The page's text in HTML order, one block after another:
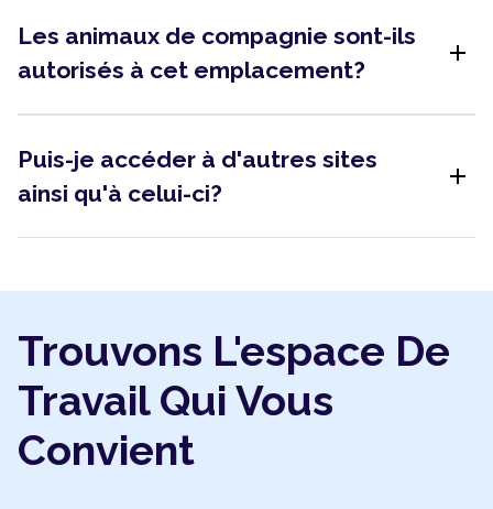
Les animaux de compagnie sont-ils
autorisés à cet emplacement?
add
Puis-je accéder à d'autres sites
ainsi qu'à celui-ci?
add
Trouvons L'espace De
Travail Qui Vous
Convient